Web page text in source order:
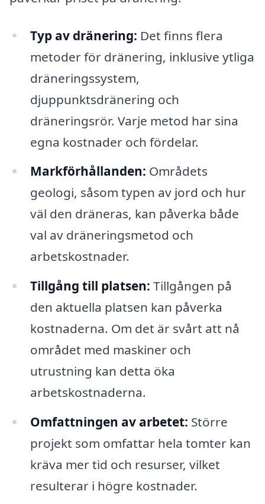
Typ av dränering: Det finns flera
metoder för dränering, inklusive ytliga
dräneringssystem,
djuppunktsdränering och
dräneringsrör. Varje metod har sina
egna kostnader och fördelar.
Markförhållanden: Områdets
geologi, såsom typen av jord och hur
väl den dräneras, kan påverka både
val av dräneringsmetod och
arbetskostnader.
Tillgång till platsen: Tillgången på
den aktuella platsen kan påverka
kostnaderna. Om det är svårt att nå
området med maskiner och
utrustning kan detta öka
arbetskostnaderna.
Omfattningen av arbetet: Större
projekt som omfattar hela tomter kan
kräva mer tid och resurser, vilket
resulterar i högre kostnader.